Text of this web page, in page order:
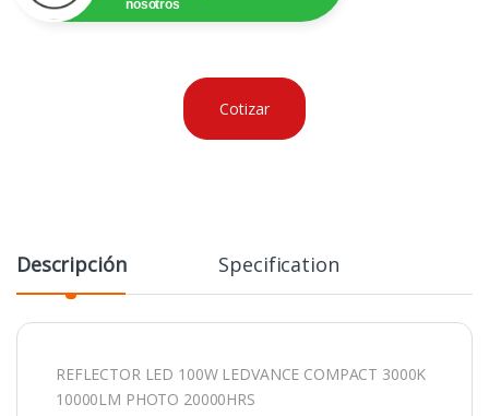
nosotros
Cotizar
Descripción Specification
REFLECTOR LED 100W LEDVANCE COMPACT 3000K
10000LM PHOTO 20000HRS